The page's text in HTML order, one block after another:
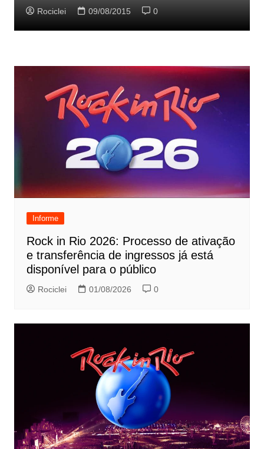
Rociclei 09/08/2015 0
Informe
Rock in Rio 2026: Processo de ativação
e transferência de ingressos já está
disponível para o público
Rociclei 01/08/2026 0